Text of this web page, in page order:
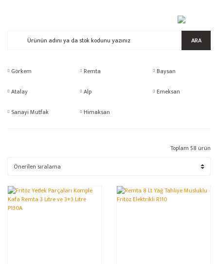
ARA
Görkem Remta Baysan
Atalay Alp Emeksan
Sanayi Mutfak Himaksan
Toplam 58 ürün